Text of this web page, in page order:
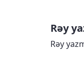
Rəy
Rəy